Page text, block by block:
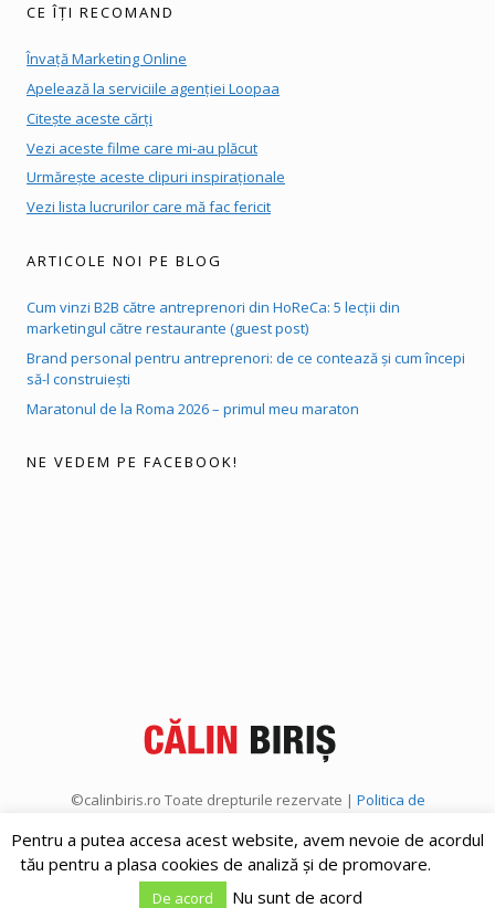
CE ÎȚI RECOMAND
Învață Marketing Online
Apelează la serviciile agenției Loopaa
Citește aceste cărți
Vezi aceste filme care mi-au plăcut
Urmărește aceste clipuri inspiraționale
Vezi lista lucrurilor care mă fac fericit
ARTICOLE NOI PE BLOG
Cum vinzi B2B către antreprenori din HoReCa: 5 lecții din
marketingul către restaurante (guest post)
Brand personal pentru antreprenori: de ce contează și cum începi
să-l construiești
Maratonul de la Roma 2026 – primul meu maraton
NE VEDEM PE FACEBOOK!
©calinbiris.ro Toate drepturile rezervate | Politica de
Pentru a putea accesa acest website, avem nevoie de acordul
tău pentru a plasa cookies de analiză și de promovare.
De acord Nu sunt de acord